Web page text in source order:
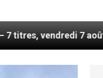
7 août 2026